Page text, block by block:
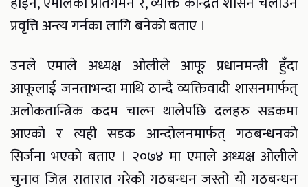
प्रवृत्ति अन्त्य गर्नका लागि बनेको बताए ।
उनले एमाले अध्यक्ष ओलीले आफू प्रधानमन्त्री हुँदा
आफूलाई जनताभन्दा माथि ठान्दै व्यक्तिवादी शासनमार्फत्
अलोकतान्त्रिक कदम चाल्न थालेपछि दलहरु सडकमा
आएको र त्यही सडक आन्दोलनमार्फत् गठबन्धनको
सिर्जना भएको बताए । २०७४ मा एमाले अध्यक्ष ओलीले
चुनाव जित्न रातारात गरेको गठबन्धन जस्तो यो गठबन्धन